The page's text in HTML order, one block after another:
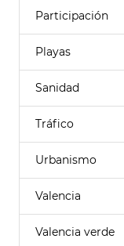
Participación
Playas
Sanidad
Tráfico
Urbanismo
Valencia
Valencia verde